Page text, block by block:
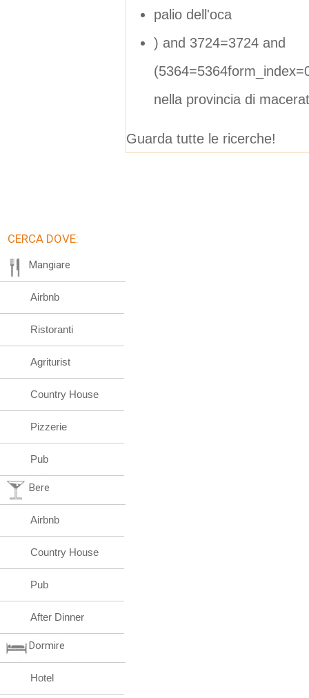
palio dell'oca
) and 3724=3724 and
nella provincia di
Guarda tutte le ricerche!
CERCA DOVE:
Mangiare
Airbnb
Ristoranti
Agriturist
Country House
Pizzerie
Pub
Bere
Airbnb
Country House
Pub
After Dinner
Dormire
Hotel